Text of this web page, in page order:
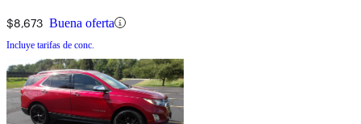
$8,673 Buena oferta
Incluye tarifas de conc.